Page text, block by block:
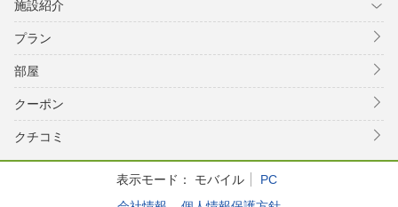
施設紹介
プラン
部屋
クーポン
クチコミ
表示モード： モバイル
PC